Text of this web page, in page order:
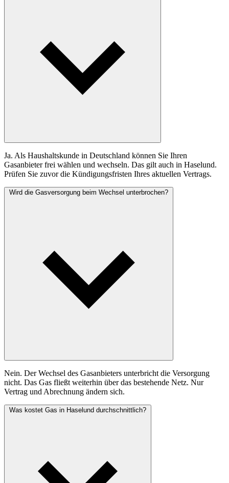
Ja. Als Haushaltskunde in Deutschland können Sie Ihren
Gasanbieter frei wählen und wechseln. Das gilt auch in Haselund.
Prüfen Sie zuvor die Kündigungsfristen Ihres aktuellen Vertrags.
Wird die Gasversorgung beim Wechsel unterbrochen?
Nein. Der Wechsel des Gasanbieters unterbricht die Versorgung
nicht. Das Gas fließt weiterhin über das bestehende Netz. Nur
Vertrag und Abrechnung ändern sich.
Was kostet Gas in Haselund durchschnittlich?